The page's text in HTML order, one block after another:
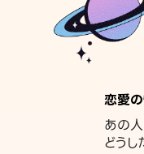
恋愛
あの
どうし